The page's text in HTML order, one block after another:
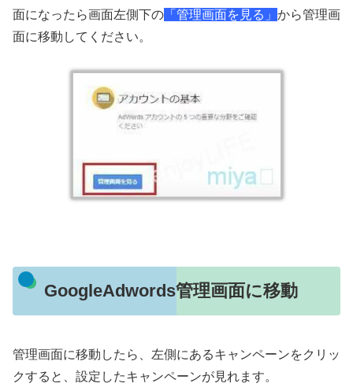
面になったら画面左側下の 「管理画面を見る」 から管理画
面に移動してください。
GoogleAdwords管理画面に移動
管理画面に移動したら、左側にあるキャンペーンをクリッ
クすると、設定したキャンペーンが見れます。